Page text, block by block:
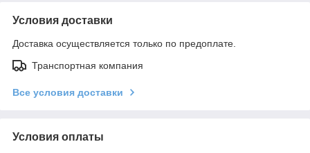
Условия доставки
Доставка осуществляется только по предоплате.
Транспортная компания
Все условия доставки
Условия оплаты